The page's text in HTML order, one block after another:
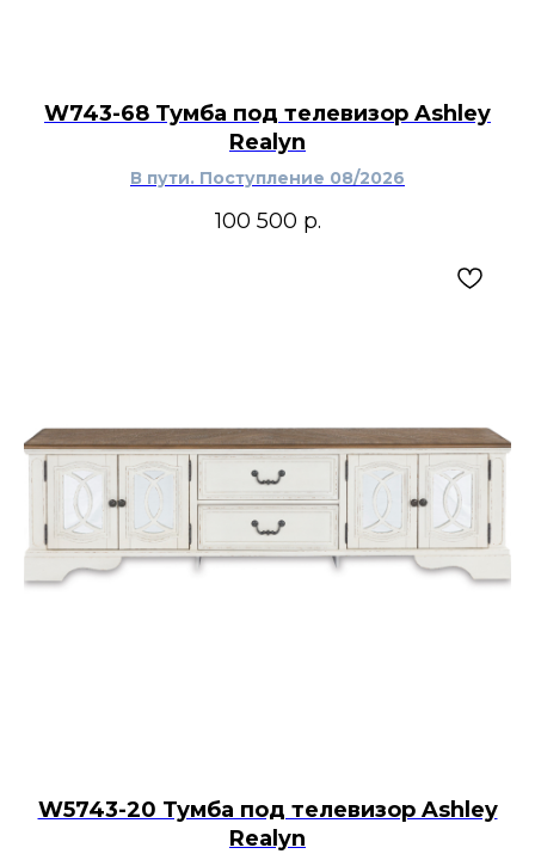
W743-68 Тумба под телевизор Ashley
Realyn
В пути. Поступление 08/2026
100 500 р.
W5743-20 Тумба под телевизор Ashley
Realyn